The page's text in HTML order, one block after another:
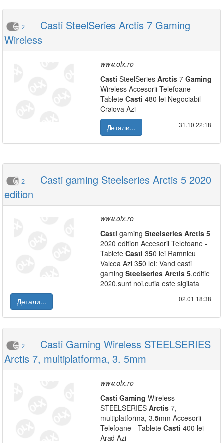
2
Casti SteelSeries Arctis 7 Gaming
Wireless
www.olx.ro
Casti SteelSeries Arctis 7 Gaming
Wireless Accesorii Telefoane -
Tablete Casti 480 lei Negociabil
Craiova Azi
Детали...
31.10|22:18
2
Casti gaming Steelseries Arctis 5 2020
edition
www.olx.ro
Casti gaming Steelseries Arctis 5
2020 edition Accesorii Telefoane -
Tablete Casti 350 lei Ramnicu
Valcea Azi 350 lei: Vand casti
gaming Steelseries Arctis 5,editie
2020.sunt noi,cutia este sigilata
Детали...
02.01|18:38
2
Casti Gaming Wireless STEELSERIES
Arctis 7, multiplatforma, 3. 5mm
www.olx.ro
Casti Gaming Wireless
STEELSERIES Arctis 7,
multiplatforma, 3.5mm Accesorii
Telefoane - Tablete Casti 400 lei
Arad Azi